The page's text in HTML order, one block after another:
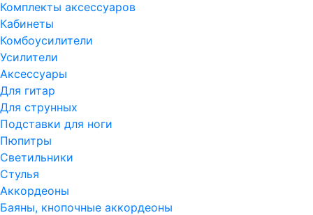
Комплекты аксессуаров
Кабинеты
Комбоусилители
Усилители
Аксессуары
Для гитар
Для струнных
Подставки для ноги
Пюпитры
Светильники
Стулья
Аккордеоны
Баяны, кнопочные аккордеоны